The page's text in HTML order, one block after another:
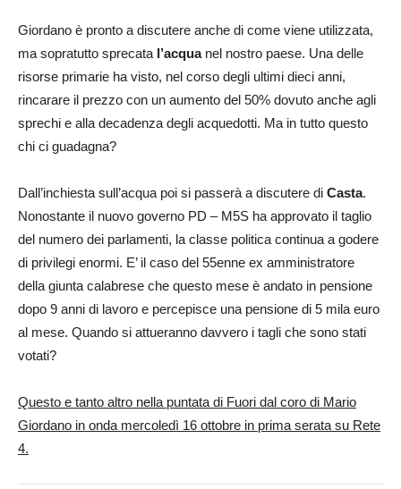
Giordano è pronto a discutere anche di come viene utilizzata,
ma sopratutto sprecata l’acquanel nostro paese. Una delle
risorse primarie ha visto, nel corso degli ultimi dieci anni,
rincarare il prezzo con un aumento del 50% dovuto anche agli
sprechi e alla decadenza degli acquedotti. Ma in tutto questo
chi ci guadagna?
Dall’inchiesta sull’acqua poi si passerà a discutere di Casta.
Nonostante il nuovo governo PD – M5S ha approvato il taglio
del numero dei parlamenti, la classe politica continua a godere
di privilegi enormi. E’ il caso del 55enne ex amministratore
della giunta calabrese che questo mese è andato in pensione
dopo 9 anni di lavoro e percepisce una pensione di 5 mila euro
al mese. Quando si attueranno davvero i tagli che sono stati
votati?
Questo e tanto altro nella puntata di Fuori dal coro di Mario
Giordano in onda mercoledì 16 ottobre in prima serata su Rete
4.